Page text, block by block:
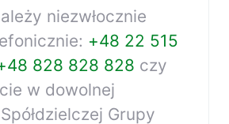
niezwłocznie
+48 22 515
828 828 828 czy
w dowolnej
Grupy